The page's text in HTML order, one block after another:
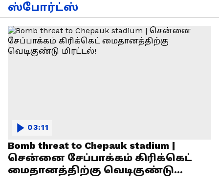
ஸ்போர்ட்ஸ்
Bomb threat to Chepauk stadium |
சென்னை சேப்பாக்கம் கிரிக்கெட்
மைதானத்திற்கு வெடிகுண்டு
03:11